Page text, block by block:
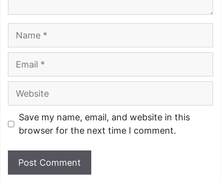
Website
Save my name, email, and website in this
browser for the next time I comment.